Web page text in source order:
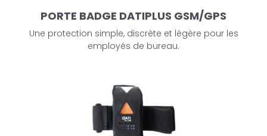
PORTE BADGE DATIPLUS GSM/GPS
Une protection simple, discrète et légère pour les
employés de bureau.